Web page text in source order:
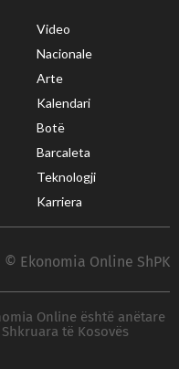
Video
Nacionale
Arte
Kalendari
Botë
Barcaleta
Teknologji
Karriera
© Ekonomia Online ShPK
Online është anëtare
të Kosovës